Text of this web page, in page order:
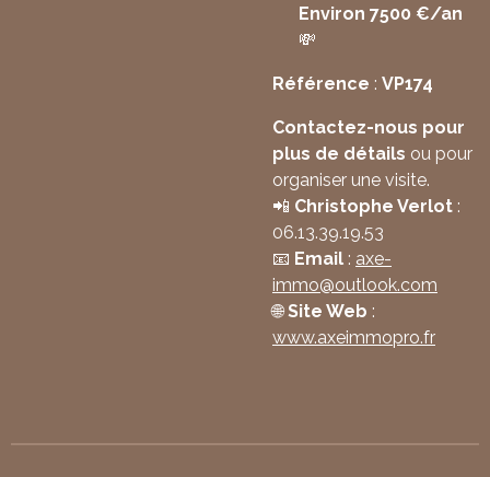
Environ 7500 €/an
💸
Référence : VP174
Contactez-nous pour
plus de détails ou pour
organiser une visite.
📲 Christophe Verlot :
06.13.39.19.53
📧 Email : axe-
immo@outlook.com
🌐Site Web :
www.axeimmopro.fr